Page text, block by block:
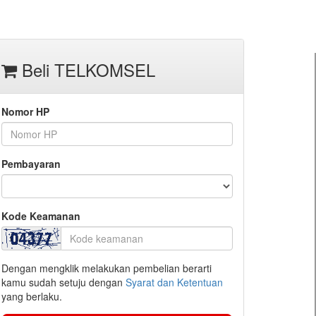
Beli TELKOMSEL
Nomor HP
Pembayaran
Kode Keamanan
Dengan mengklik melakukan pembelian berarti
kamu sudah setuju dengan Syarat dan Ketentuan
yang berlaku.